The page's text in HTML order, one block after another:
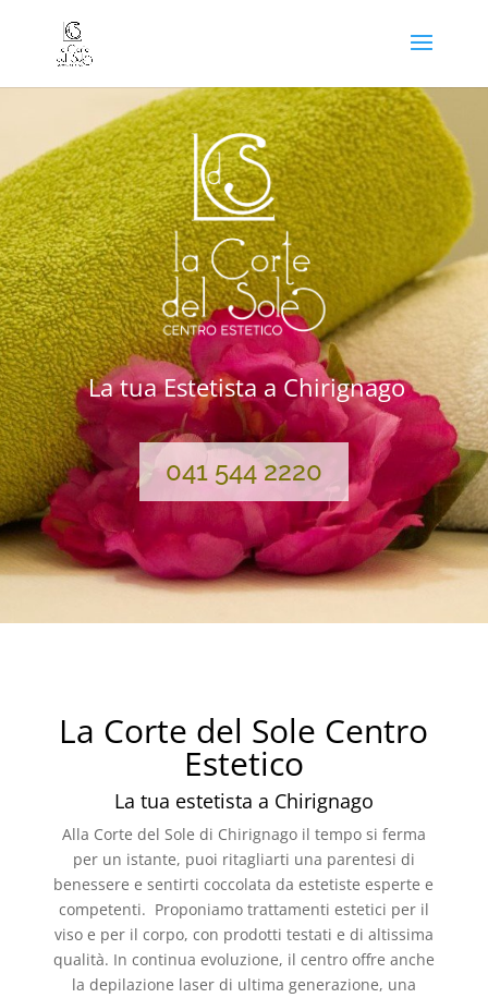
La tua Estetista a Chirignago
041 544 2220
La Corte del Sole Centro
Estetico
La tua estetista a Chirignago
Alla Corte del Sole di Chirignago il tempo si ferma
per un istante, puoi ritagliarti una parentesi di
benessere e sentirti coccolata da estetiste esperte e
competenti. Proponiamo trattamenti estetici per il
viso e per il corpo, con prodotti testati e di altissima
qualità. In continua evoluzione, il centro offre anche
la depilazione laser di ultima generazione, una